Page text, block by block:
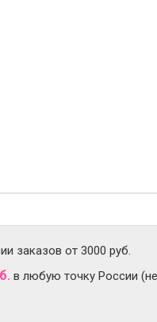
заказов от 3000 руб.
в любую точку России